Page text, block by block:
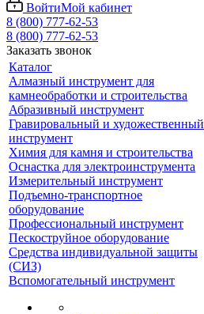
ВойтиМой кабинет
8 (800) 777-62-53
8 (800) 777-62-53
Заказать звонок
Каталог
Алмазный инструмент для
камнеобработки и строительства
Абразивный инструмент
Гравировальный и художественный
инструмент
Химия для камня и строительства
Оснастка для электроинструмента
Измерительный инструмент
Подъемно-транспортное
оборудование
Профессиональный инструмент
Пескоструйное оборудование
Средства индивидуальной защиты
(СИЗ)
Вспомогательный инструмент